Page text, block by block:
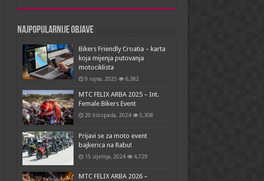
Najpopularnije objave
Bikers Friendly Croatia – karta
koja mijenja putovanja
motociklista
9 rujna, 2025 6,382
MTC FELIX ARBA 2025 – Int.
Female Bikers Event
20 listopada, 2024 5,308
Prijavi se za moto event
bajkerica na Rabu!
15 siječnja, 2024 4,729
MTC FELIX ARBA 2026 –